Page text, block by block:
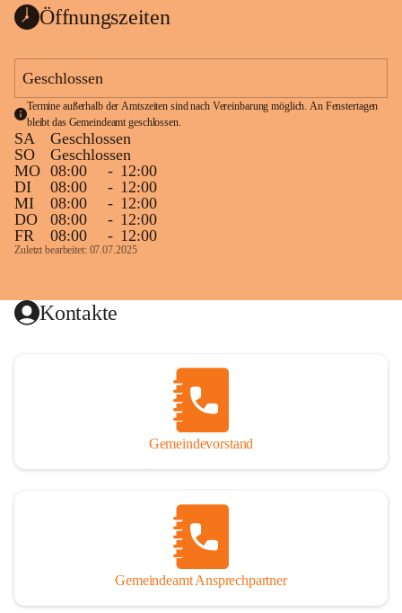
ht
1 Seite•0,1 MB
Öffnungszeiten
Geschlossen
Termine außerhalb der Amtszeiten sind nach Vereinbarung möglich. An Fenstertagen
bleibt das Gemeindeamt geschlossen.
SA
Geschlossen
SO
Geschlossen
MO 08:00 - 12:00
DI
08:00 - 12:00
MI
08:00 - 12:00
DO
08:00 - 12:00
FR
08:00 - 12:00
Zuletzt bearbeitet: 07.07.2025
Kontakte
Gemeindevorstand
Gemeindeamt Ansprechpartner